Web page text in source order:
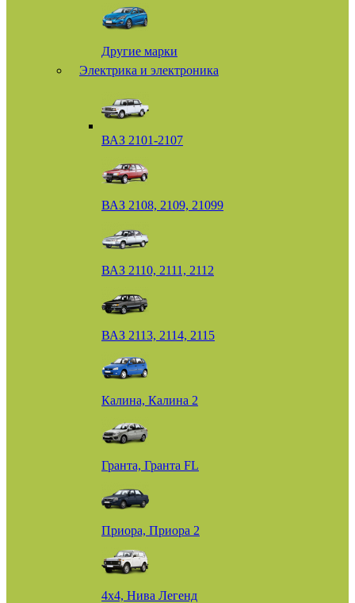
Другие марки
Электрика и электроника
ВАЗ 2101-2107
ВАЗ 2108, 2109, 21099
ВАЗ 2110, 2111, 2112
ВАЗ 2113, 2114, 2115
Калина, Калина 2
Гранта, Гранта FL
Приора, Приора 2
4х4, Нива Легенд